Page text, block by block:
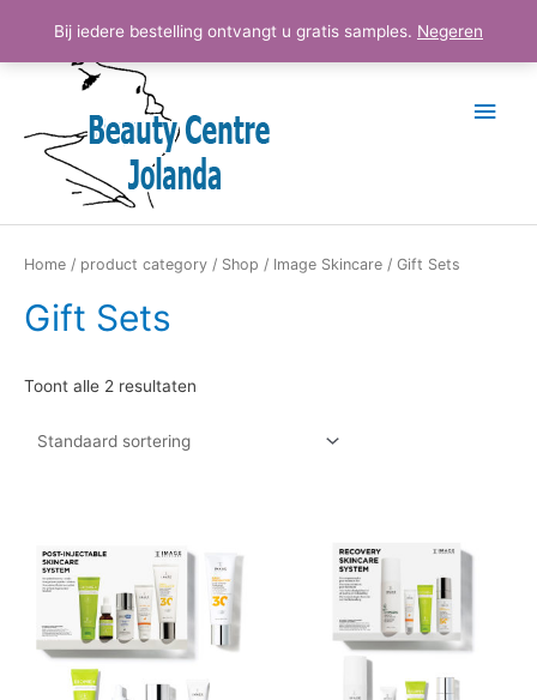
Bij iedere bestelling ontvangt u gratis samples. Negeren
Home / product category / Shop / Image Skincare / Gift Sets
Gift Sets
Toont alle 2 resultaten